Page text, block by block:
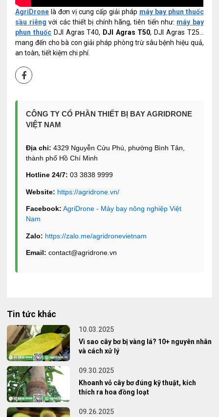
AgriDrone là đơn vị cung cấp giải pháp máy bay phun thuốc
sầu riêng với các thiết bị chính hãng, tiên tiến như: máy bay
phun thuốc DJI Agras T40, DJI Agras T50, DJI Agras T25…
mang đến cho bà con giải pháp phòng trừ sâu bệnh hiệu quả,
an toàn, tiết kiệm chi phí.
CÔNG TY CỔ PHẦN THIẾT BỊ BAY AGRIDRONE
VIỆT NAM
Địa chỉ: 4329 Nguyễn Cửu Phú, phường Bình Tân,
thành phố Hồ Chí Minh
Hotline 24/7: 03 3838 9999
Website: https://agridrone.vn/
Facebook: AgriDrone - Máy bay nông nghiệp Việt
Nam
Zalo: https://zalo.me/agridronevietnam
Email: contact@agridrone.vn
Tin tức khác
10.03.2025
Vì sao cây bơ bị vàng lá? 10+ nguyên nhân
và cách xử lý
09.30.2025
Khoanh vỏ cây bơ đúng kỹ thuật, kích
thích ra hoa đồng loạt
09.26.2025